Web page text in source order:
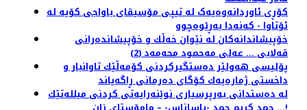
کۆڕی ئاوردانەوەیەک لە تیپی مۆسیقای باواجی کۆیە لە
ئۆتاوا - کەنەدا بەڕێوەچوو
خۆپیشاندانەكان لە نێوان خەڵك و خۆپیشاندەرانی
قەلابی ... عەلی مەحمود محەمەد (2)
پۆلیسی هەولێر دەستگیركردنی كۆمەڵێك تاوانبار و
داخستی ژمارەیەك كۆگای دەرمانی ڕاگەیاند
له‌ ده‌ستدانی به‌رپرسیاری نوێنه‌رایه‌تی كردنی میلله‌تێك